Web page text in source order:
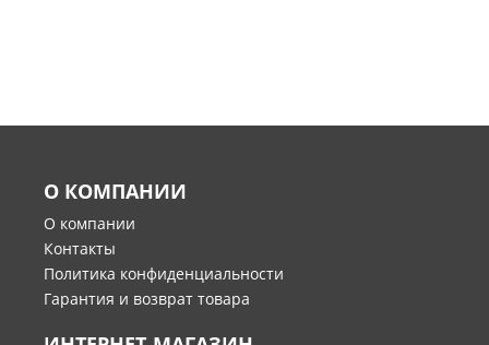
О КОМПАНИИ
О компании
Контакты
Политика конфиденциальности
Гарантия и возврат товара